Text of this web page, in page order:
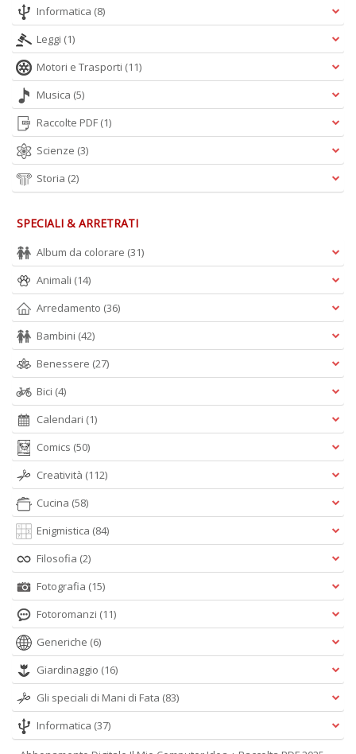
Informatica (8)
Leggi (1)
Motori e Trasporti (11)
Musica (5)
Raccolte PDF (1)
Scienze (3)
Storia (2)
SPECIALI & ARRETRATI
Album da colorare (31)
Animali (14)
Arredamento (36)
Bambini (42)
Benessere (27)
Bici (4)
Calendari (1)
Comics (50)
Creatività (112)
Cucina (58)
Enigmistica (84)
Filosofia (2)
Fotografia (15)
Fotoromanzi (11)
Generiche (6)
Giardinaggio (16)
Gli speciali di Mani di Fata (83)
Informatica (37)